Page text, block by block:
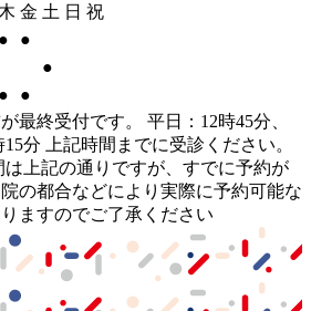
木 金 土 日 祝
●
●
●
●
●
最終受付です。 平日：12時45分、
分 上記時間までに受診ください。
上記の通りですが、すでに予約が
の都合などにより実際に予約可能な
ますのでご了承ください